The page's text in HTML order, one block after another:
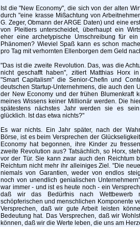
Ist die "New Economy", die sich von der alten
durch "eine krasse Mißachtung von
G. Zeger, Obmann der ARGE Daten) und eine
von Pleitiers unterscheidet, überhaupt ein
eher eine archetypische Umschreibung für ein
Phänomen? Wieviel Spaß kann es schon
pro Tag mit verhornten Ellenborgen dem Geld
"Das ist die zweite Revolution. Das, was die
nicht geschafft haben", zitiert Matthias Horx
"Smart Capitalism" die Senior-Chefin und
deutschen Startup-Unternehmens, die auch den
der New Economy und der frühen Blumenkraft
meines Wissens keiner Millionär werden. Die
spätestens nächstes Jahr werden sie es
glücklich. Ist das etwa nichts?"
Es war nichts. Ein Jahr später, nach der
Börse, ist es beim Versprechen der
Economy hat begonnen, ihre Kinder zu
zweite Revolution aus? Tatsächlich, so Horx,
vor der Tür. Sie kann zwar auch den Reichtum
Reichtum nicht mehr ihr alleiniges Ziel. "Die
niemals von Garantien, weder von endlos
noch von unendlich genialischen
war immer - und ist es heute noch - ein
daß wir das Bedürfnis nach Wettbewerb
schöpferischen und menschlichen Komponente
Versprechen, daß wir gute Arbeit leisten
Bedeutung hat. Das Versprechen, daß wir
können, daß wir die Werte leben, die uns am